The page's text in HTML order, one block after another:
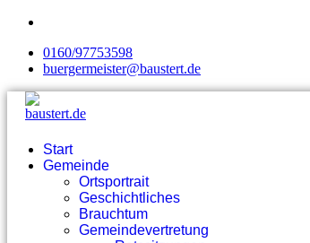
0160/97753598
buergermeister@baustert.de
Start
Gemeinde
Ortsportrait
Geschichtliches
Brauchtum
Gemeindevertretung